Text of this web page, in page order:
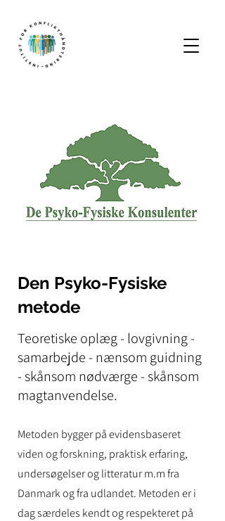
Den Psyko-Fysiske
metode
Teoretiske oplæg - lovgivning -
samarbejde - nænsom guidning
- skånsom nødværge - skånsom
magtanvendelse.
Metoden bygger på evidensbaseret
viden og forskning, praktisk erfaring,
undersøgelser og litteratur m.m fra
Danmark og fra udlandet. Metoden er i
dag særdeles kendt og respekteret på